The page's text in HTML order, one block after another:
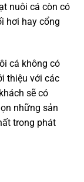
nuôi cá còn có
hơi hay cổng
cá không có
thiệu với các
sẽ có
những sản
trong phát